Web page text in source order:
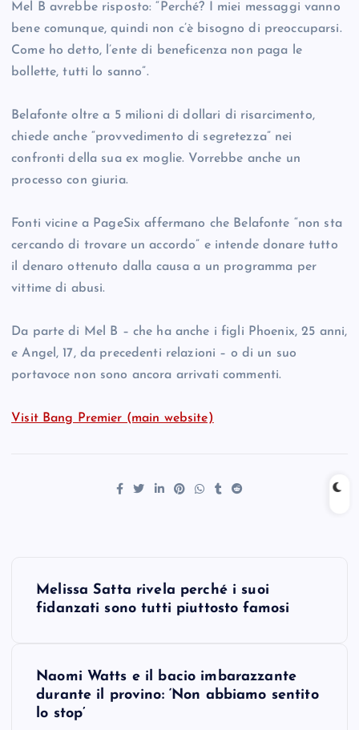
Mel B avrebbe risposto: “Perché? I miei messaggi vanno
bene comunque, quindi non c’è bisogno di preoccuparsi.
Come ho detto, l’ente di beneficenza non paga le
bollette, tutti lo sanno”.
Belafonte oltre a 5 milioni di dollari di risarcimento,
chiede anche “provvedimento di segretezza” nei
confronti della sua ex moglie. Vorrebbe anche un
processo con giuria.
Fonti vicine a PageSix affermano che Belafonte “non sta
cercando di trovare un accordo” e intende donare tutto
il denaro ottenuto dalla causa a un programma per
vittime di abusi.
Da parte di Mel B – che ha anche i figli Phoenix, 25 anni,
e Angel, 17, da precedenti relazioni – o di un suo
portavoce non sono ancora arrivati commenti.
Visit Bang Premier (main website)
Melissa Satta rivela perché i suoi
fidanzati sono tutti piuttosto famosi
Naomi Watts e il bacio imbarazzante
durante il provino: ‘Non abbiamo sentito
lo stop’